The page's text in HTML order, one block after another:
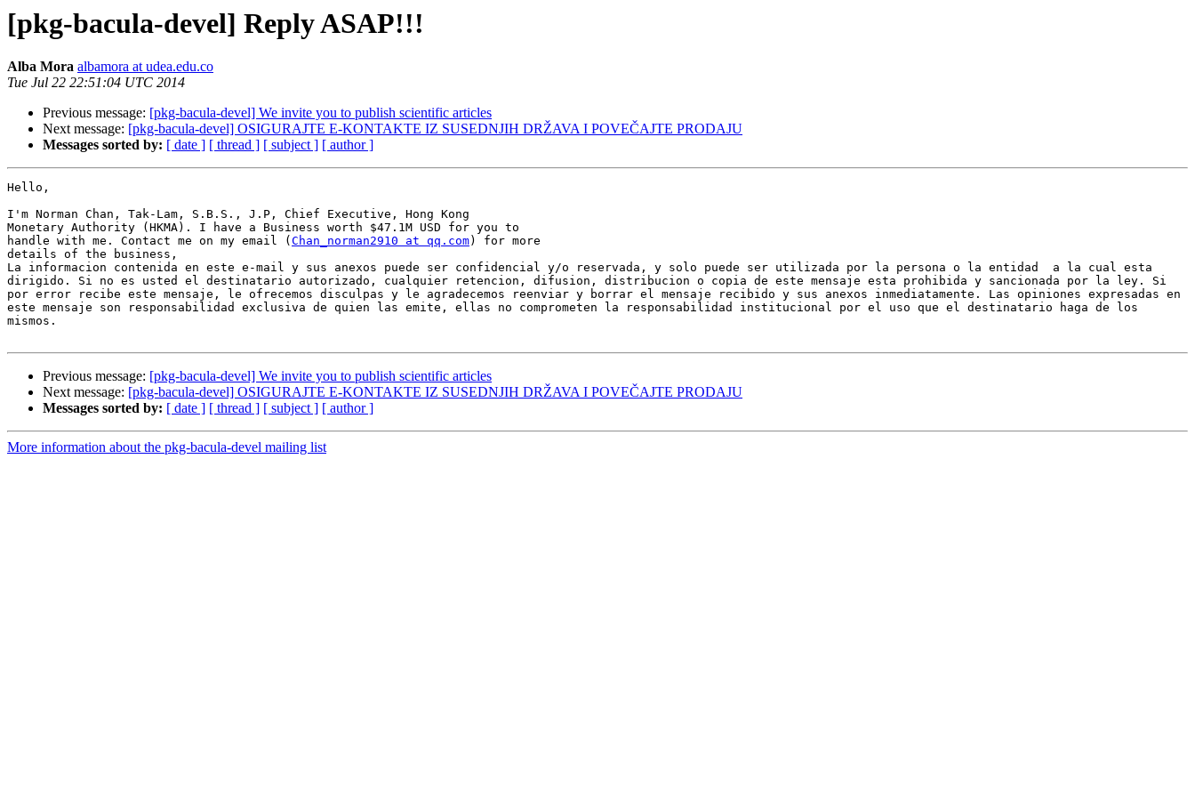
[pkg-bacula-devel] Reply ASAP!!!
Alba Mora albamora at udea.edu.co
Tue Jul 22 22:51:04 UTC 2014
Previous message: [pkg-bacula-devel] We invite you to publish scientific articles
Next message: [pkg-bacula-devel] OSIGURAJTE E-KONTAKTE IZ SUSEDNJIH DRŽAVA I POVEČAJTE PRODAJU
Messages sorted by: [ date ] [ thread ] [ subject ] [ author ]
Hello,
I'm Norman Chan, Tak-Lam, S.B.S., J.P, Chief Executive, Hong Kong
Monetary Authority (HKMA). I have a Business worth $47.1M USD for you to
handle with me. Contact me on my email ( Chan_norman2910 at qq.com) for more
details of the business,
La informacion contenida en este e-mail y sus anexos puede ser confidencial y/o reservada, y solo puede ser utilizada por la persona o la entidad  a la cual esta
dirigido. Si no es usted el destinatario autorizado, cualquier retencion, difusion, distribucion o copia de este mensaje esta prohibida y sancionada por la ley. Si
por error recibe este mensaje, le ofrecemos disculpas y le agradecemos reenviar y borrar el mensaje recibido y sus anexos inmediatamente. Las opiniones expresadas en
este mensaje son responsabilidad exclusiva de quien las emite, ellas no comprometen la responsabilidad institucional por el uso que el destinatario haga de los
mismos.
Previous message: [pkg-bacula-devel] We invite you to publish scientific articles
Next message: [pkg-bacula-devel] OSIGURAJTE E-KONTAKTE IZ SUSEDNJIH DRŽAVA I POVEČAJTE PRODAJU
Messages sorted by: [ date ] [ thread ] [ subject ] [ author ]
More information about the pkg-bacula-devel mailing list